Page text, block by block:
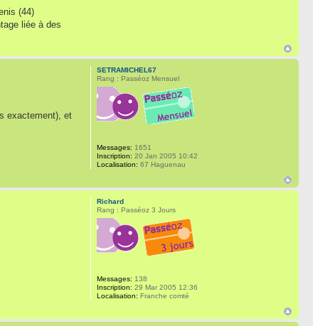
(44)
liée à des
exactement), et
SETRAMICHEL67
Rang : Passéoz Mensuel
Messages: 1651
Inscription: 20 Jan 2005 10:42
Localisation: 67 Haguenau
Richard
Rang : Passéoz 3 Jours
Messages: 138
Inscription: 29 Mar 2005 12:36
Localisation: Franche comté